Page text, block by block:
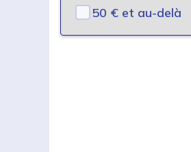
50 € et au-delà